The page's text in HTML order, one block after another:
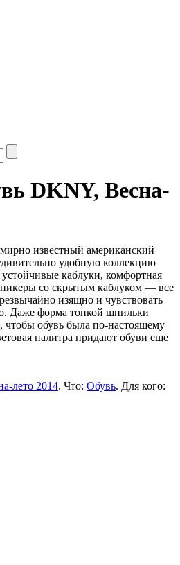
DKNY, Весна-
известный американский
удобную коллекцию
каблуки, комфортная
со скрытым каблуком — все
изящно и чувствовать
Даже форма тонкой шпильки
чтобы обувь была по-настоящему
палитра придают обуви еще
лето 2014. Что: Обувь. Для кого: